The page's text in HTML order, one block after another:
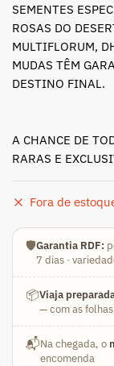
SEMENTES
ROSAS DO
MULTIFLORUM,
MUDAS TÊM
DESTINO FINAL.
A CHANCE DE
RARAS E
Fora de
🛡️Garantia RDF:
7 dias ·
📦Viaja
— com as
📬Na chegada, o
encomenda